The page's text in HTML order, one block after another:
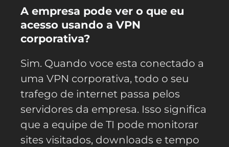
A empresa pode ver o que eu
acesso usando a VPN
corporativa?
Sim. Quando voce esta conectado a
uma VPN corporativa, todo o seu
trafego de internet passa pelos
servidores da empresa. Isso significa
que a equipe de TI pode monitorar
sites visitados, downloads e tempo